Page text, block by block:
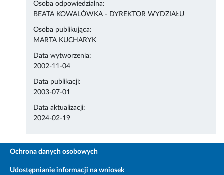
Osoba odpowiedzialna:
BEATA KOWALÓWKA - DYREKTOR WYDZIAŁU
Osoba publikująca:
MARTA KUCHARYK
Data wytworzenia:
2002-11-04
Data publikacji:
2003-07-01
Data aktualizacji:
2024-02-19
Ochrona danych osobowych
Udostępnianie informacji na wniosek